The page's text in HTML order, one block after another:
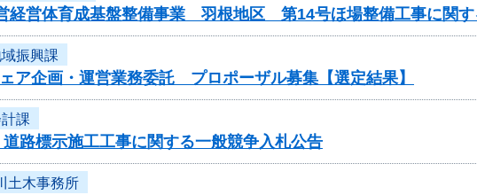
経営体育成基盤整備事業 羽根地区 第14号ほ場整備工事に関す
振興課
ア企画・運営業務委託 プロポーザル募集【選定結果】
課
道路標示施工工事に関する一般競争入札公告
土木事務所